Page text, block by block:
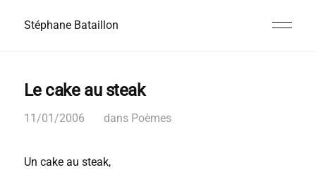
Stéphane Bataillon
Le cake au steak
11/01/2006 dans Poèmes
Un cake au steak,